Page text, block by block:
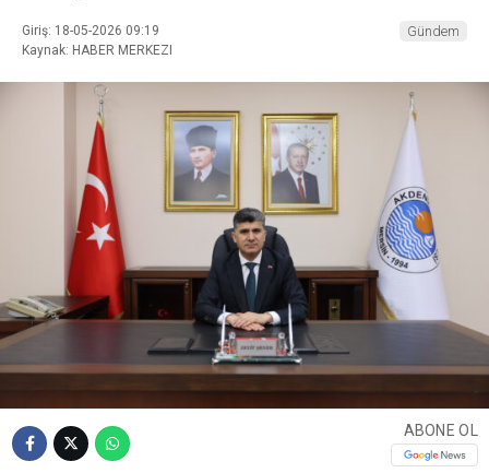
Giriş: 18-05-2026 09:19
Kaynak: HABER MERKEZI
Gündem
ABONE OL